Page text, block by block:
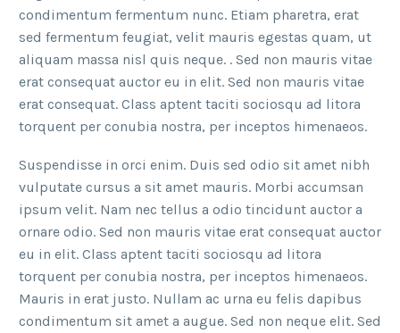
condimentum fermentum nunc. Etiam pharetra, erat
sed fermentum feugiat, velit mauris egestas quam, ut
aliquam massa nisl quis neque. . Sed non mauris vitae
erat consequat auctor eu in elit. Sed non mauris vitae
erat consequat. Class aptent taciti sociosqu ad litora
torquent per conubia nostra, per inceptos himenaeos.
Suspendisse in orci enim. Duis sed odio sit amet nibh
vulputate cursus a sit amet mauris. Morbi accumsan
ipsum velit. Nam nec tellus a odio tincidunt auctor a
ornare odio. Sed non mauris vitae erat consequat auctor
eu in elit. Class aptent taciti sociosqu ad litora
torquent per conubia nostra, per inceptos himenaeos.
Mauris in erat justo. Nullam ac urna eu felis dapibus
condimentum sit amet a augue. Sed non neque elit. Sed